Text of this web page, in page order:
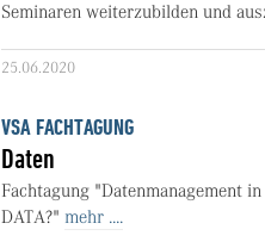
Seminaren weiterzubilden und
25.06.2020
VSA FACHTAGUNG
Daten
Fachtagung "Datenmanagement
DATA?" mehr ....